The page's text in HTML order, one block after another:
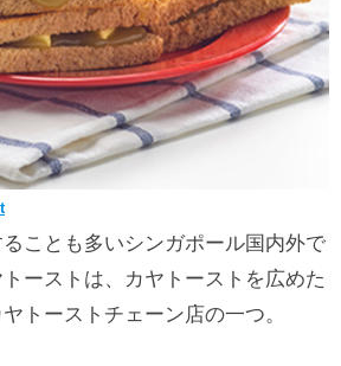
ことも多いシンガポール国内外で
ーストは、カヤトーストを広めた
トーストチェーン店の一つ。